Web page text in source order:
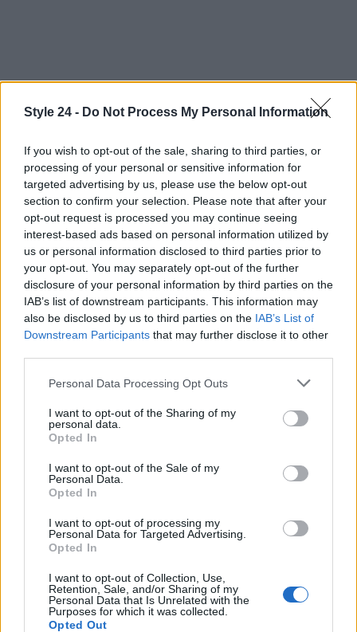
Style 24 - Do Not Process My Personal Information
If you wish to opt-out of the sale, sharing to third parties, or
processing of your personal or sensitive information for
targeted advertising by us, please use the below opt-out
section to confirm your selection. Please note that after your
opt-out request is processed you may continue seeing
interest-based ads based on personal information utilized by
us or personal information disclosed to third parties prior to
your opt-out. You may separately opt-out of the further
disclosure of your personal information by third parties on the
IAB’s list of downstream participants. This information may
also be disclosed by us to third parties on the IAB’s List of
Downstream Participants that may further disclose it to other
Please note that this website/app uses one or more Google
not limited to your visit or usage behaviour. You may click to
grant or deny consent to Google and its third-party tags to
use your data for below specified purposes in below Google
consent section.
Personal Data Processing Opt Outs
I want to opt-out of the Sharing of my
personal data.
Opted In
I want to opt-out of the Sale of my
Personal Data.
Opted In
I want to opt-out of processing my
Personal Data for Targeted Advertising.
Opted In
I want to opt-out of Collection, Use,
Retention, Sale, and/or Sharing of my
Personal Data that Is Unrelated with the
Purposes for which it was collected.
Opted Out
Staff
Continua a leggere
LIFESTYLE